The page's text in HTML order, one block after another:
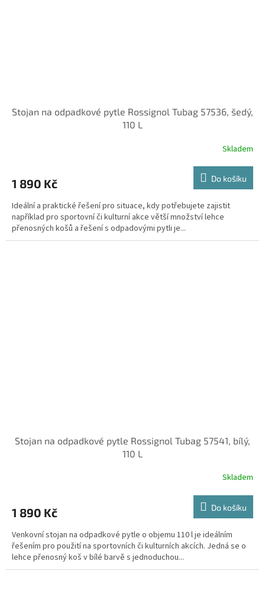
Stojan na odpadkové pytle Rossignol Tubag 57536, šedý,
110 L
Skladem
1 890 Kč Do košíku
Ideální a praktické řešení pro situace, kdy potřebujete zajistit
například pro sportovní či kulturní akce větší množství lehce
přenosných košů a řešení s odpadovými pytli je...
Stojan na odpadkové pytle Rossignol Tubag 57541, bílý,
110 L
Skladem
1 890 Kč Do košíku
Venkovní stojan na odpadkové pytle o objemu 110 l je ideálním
řešením pro použití na sportovních či kulturních akcích. Jedná se o
lehce přenosný koš v bílé barvě s jednoduchou...